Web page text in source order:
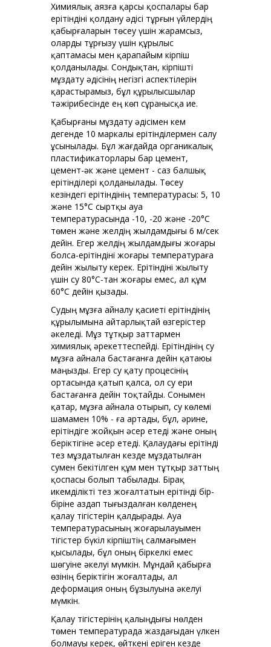
Химиялық аязға қарсы қоспалары бар
ерітіндіні қолдану әдісі тұрғын үйлердің
қабырғаларын төсеу үшін жарамсыз,
оларды тұрғызу үшін құрылыс
қаптамасы мен қарапайым кірпіш
қолданылады. Сондықтан, кірпішті
мұздату әдісінің негізгі аспектілерін
қарастырамыз, бұл құрылысшылар
тәжірибесінде ең көп сұранысқа ие.
Қабырғаны мұздату әдісімен кем
дегенде 10 маркалы ерітінділермен салу
ұсынылады. Бұл жағдайда органикалық
пластификаторлары бар цемент,
цемент-әк және цемент - саз балшық
ерітінділері қолданылады. Төсеу
кезіндегі ерітіндінің температурасы: 5, 10
және 15°С сыртқы ауа
температурасында -10, -20 және -20°С
төмен және желдің жылдамдығы 6 м/сек
дейін. Егер желдің жылдамдығы жоғары
болса-ерітіндіні жоғары температураға
дейін жылыту керек. Ерітіндіні жылыту
үшін су 80°C-тан жоғары емес, ал құм
60°C дейін қызады.
Судың мұзға айналу қасиеті ерітіндінің
құрылымына айтарлықтай өзгерістер
әкеледі. Мұз тұтқыр заттармен
химиялық әрекеттеспейді. Ерітіндінің су
мұзға айнала бастағанға дейін қатаюы
маңызды. Егер су қату процесінің
ортасында қатып қалса, ол су ери
бастағанға дейін тоқтайды. Сонымен
қатар, мұзға айнала отырып, су көлемі
шамамен 10% - ға артады, бұл, әрине,
ерітіндіге жойқын әсер етеді және оның
беріктігіне әсер етеді. Қалаудағы ерітінді
тез мұздатылған кезде мұздатылған
сумен бекітілген құм мен тұтқыр заттың
қоспасы болып табылады. Бірақ
икемділікті тез жоғалтатын ерітінді бір-
біріне аздап тығыздалған көлденең
қалау тігістерін қалдырады. Ауа
температурасының жоғарылауымен
тігістер бүкіл кірпіштің салмағымен
қысылады, бұл оның біркелкі емес
шөгуіне әкелуі мүмкін. Мұндай қабырға
өзінің беріктігін жоғалтады, ал
деформация оның бұзылуына әкелуі
мүмкін.
Қалау тігістерінің қалыңдығы нөлден
төмен температурада жаздағыдан үлкен
болмауы керек, өйткені еріген кезде